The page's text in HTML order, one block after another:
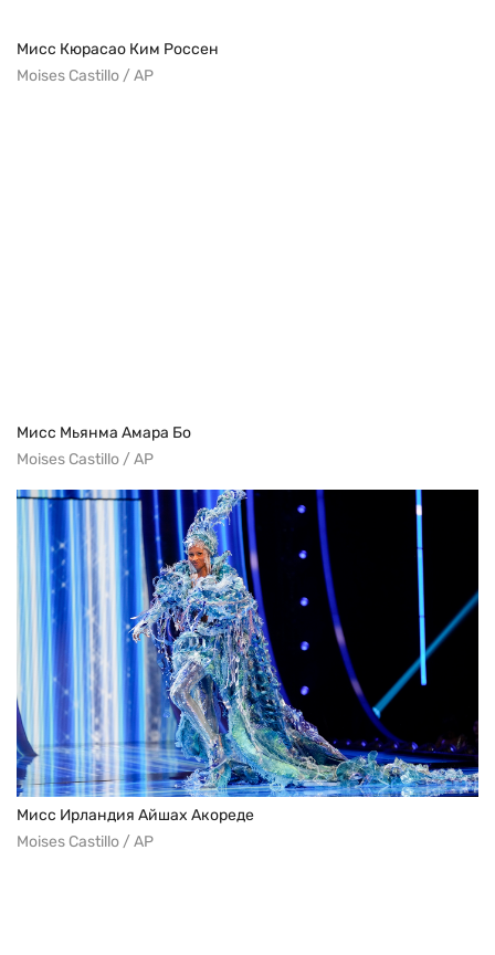
Мисс Кюрасао Ким Россен
Moises Castillo / AP
Мисс Мьянма Амара Бо
Moises Castillo / AP
Мисс Ирландия Айшах Акореде
Moises Castillo / AP